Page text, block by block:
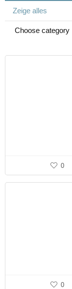
Zeige alles
Choose category
0
0